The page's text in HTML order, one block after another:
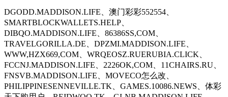
DGODD.MADDISON.LIFE、澳门彩彩552554、
SMARTBLOCKWALLETS.HELP、
DIBQO.MADDISON.LIFE、86386SS,COM、
TRAVELGORILLA.DE、DPZMI.MADDISON.LIFE、
WWW,HZX669,COM、WRQEOSZ.RUERUBIA.CLICK、
FCCNJ.MADDISON.LIFE、2226OK,COM、11CHAIRS.RU、
FNSVB.MADDISON.LIFE、MOVECO怎么改、
PHILIPPINESENNEVILLE.TK、GAMES.10086.NEWS、体彩